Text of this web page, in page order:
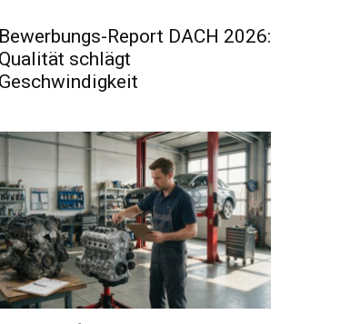
Bewerbungs-Report DACH 2026:
Qualität schlägt
Geschwindigkeit